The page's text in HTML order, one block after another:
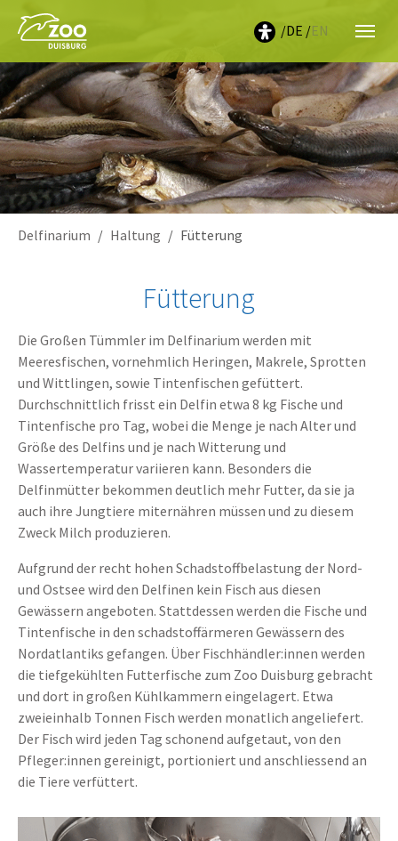
DE EN
Delfinarium Haltung Fütterung
Fütterung
Die Großen Tümmler im Delfinarium werden mit
Meeresfischen, vornehmlich Heringen, Makrele, Sprotten
und Wittlingen, sowie Tintenfischen gefüttert.
Durchschnittlich frisst ein Delfin etwa 8 kg Fische und
Tintenfische pro Tag, wobei die Menge je nach Alter und
Größe des Delfins und je nach Witterung und
Wassertemperatur variieren kann. Besonders die
Delfinmütter bekommen deutlich mehr Futter, da sie ja
auch ihre Jungtiere miternähren müssen und zu diesem
Zweck Milch produzieren.
Aufgrund der recht hohen Schadstoffbelastung der Nord-
und Ostsee wird den Delfinen kein Fisch aus diesen
Gewässern angeboten. Stattdessen werden die Fische und
Tintenfische in den schadstoffärmeren Gewässern des
Nordatlantiks gefangen. Über Fischhändler:innen werden
die tiefgekühlten Futterfische zum Zoo Duisburg gebracht
und dort in großen Kühlkammern eingelagert. Etwa
zweieinhalb Tonnen Fisch werden monatlich angeliefert.
Der Fisch wird jeden Tag schonend aufgetaut, von den
Pfleger:innen gereinigt, portioniert und anschliessend an
die Tiere verfüttert.